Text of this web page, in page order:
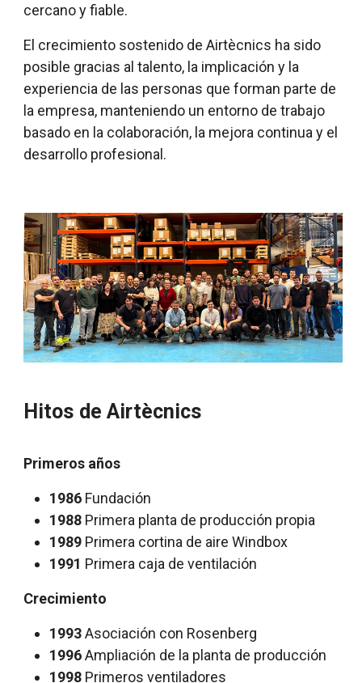
cercano y fiable.
El crecimiento sostenido de Airtècnics ha sido
posible gracias al talento, la implicación y la
experiencia de las personas que forman parte de
la empresa, manteniendo un entorno de trabajo
basado en la colaboración, la mejora continua y el
desarrollo profesional.
Hitos de Airtècnics
Primeros años
1986 Fundación
1988 Primera planta de producción propia
1989 Primera cortina de aire Windbox
1991 Primera caja de ventilación
Crecimiento
1993Asociación con Rosenberg
1996Ampliación de la planta de producción
1998 Primeros ventiladores